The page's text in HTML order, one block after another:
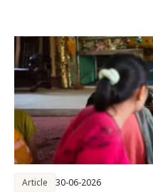
Article 30-06-2026